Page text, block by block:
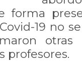
forma
19 no
otras
profesores.